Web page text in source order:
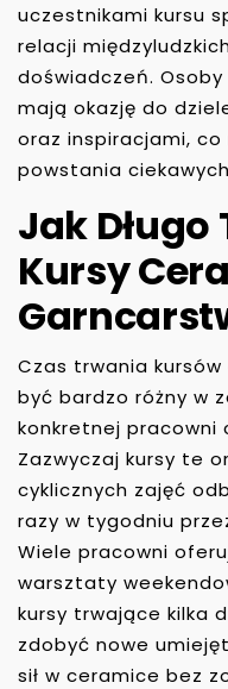
uczestnikami kursu
relacji
doświadczeń.
mają okazję do
oraz inspiracjami,
powstania
Jak
Kursy
Czas trwania
być bardzo różny w
konkretnej pracowni
Zazwyczaj kursy te
cyklicznych zajęć
razy w tygodniu
Wiele pracowni
warsztaty
kursy trwające kilka
zdobyć nowe
sił w ceramice bez